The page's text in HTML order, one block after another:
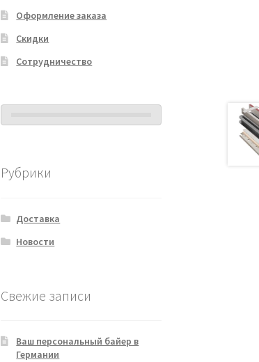
Оформление заказа
Скидки
Сотрудничество
Рубрики
Доставка
Новости
Свежие записи
Ваш персональный байер в
Германии